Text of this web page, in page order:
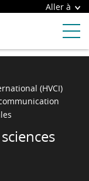
Aller à
(HVCI)